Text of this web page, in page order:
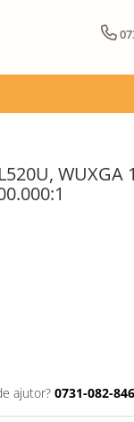
WUXGA
ajutor? 0731-082-846